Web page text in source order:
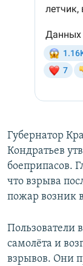
Губернатор
Кондратьев
боеприпасов.
что взрыва
пожар возник
Пользователи
самолёта и
взрывов. Они